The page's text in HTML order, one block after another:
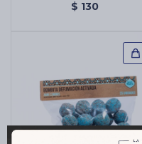
$ 130